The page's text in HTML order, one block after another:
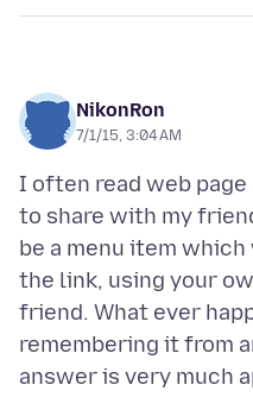
NikonRon
7/1/15, 3:04 AM
I often read web
to share with my
be a menu item
the link, using your
friend. What ever
remembering it from